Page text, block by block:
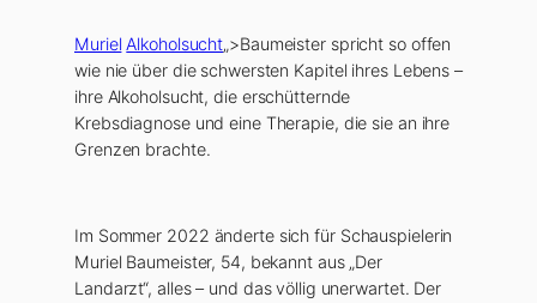
Muriel Alkoholsucht„>Baumeister spricht so offen
wie nie über die schwersten Kapitel ihres Lebens –
ihre Alkoholsucht, die erschütternde
Krebsdiagnose und eine Therapie, die sie an ihre
Grenzen brachte.
Im Sommer 2022 änderte sich für Schauspielerin
Muriel Baumeister, 54, bekannt aus „Der
Landarzt“, alles – und das völlig unerwartet. Der